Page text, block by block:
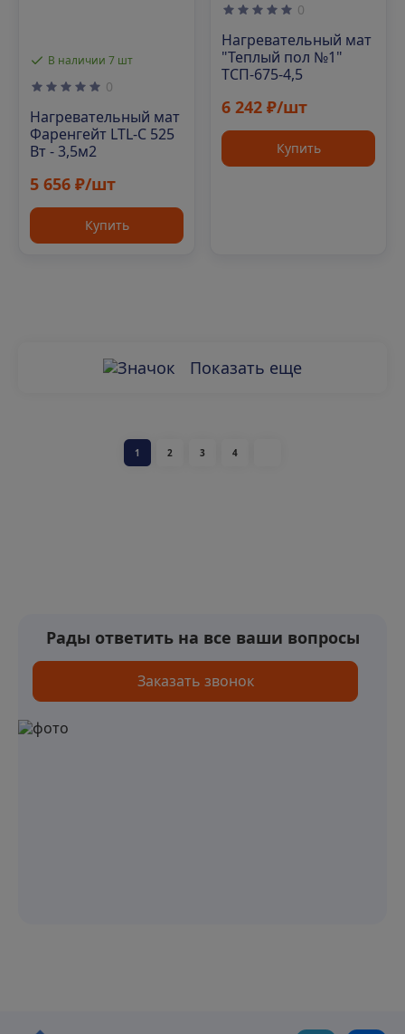
В наличии 7 шт
0
Нагревательный мат
Фаренгейт LTL-C 525
Вт - 3,5м2
5 656 ₽/шт
Купить
0
Нагревательный мат
"Теплый пол №1"
ТСП-675-4,5
6 242 ₽/шт
Купить
Показать еще
1 2 3 4
Рады ответить на все ваши вопросы
Заказать звонок